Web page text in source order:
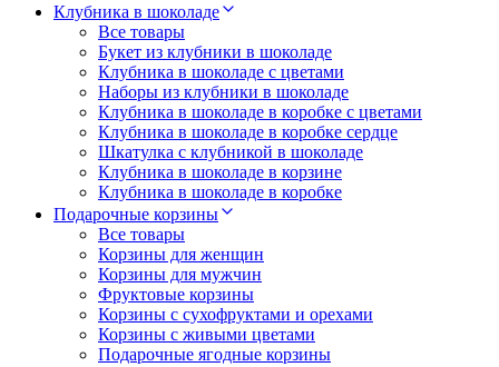
Клубника в шоколаде
Все товары
Букет из клубники в шоколаде
Клубника в шоколаде с цветами
Наборы из клубники в шоколаде
Клубника в шоколаде в коробке с цветами
Клубника в шоколаде в коробке сердце
Шкатулка с клубникой в шоколаде
Клубника в шоколаде в корзине
Клубника в шоколаде в коробке
Подарочные корзины
Все товары
Корзины для женщин
Корзины для мужчин
Фруктовые корзины
Корзины с сухофруктами и орехами
Корзины с живыми цветами
Подарочные ягодные корзины